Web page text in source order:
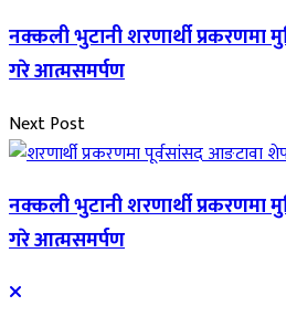
नक्कली भुटानी शरणार्थी प्रकरणमा
गरे आत्मसमर्पण
Next Post
नक्कली भुटानी शरणार्थी प्रकरणमा
गरे आत्मसमर्पण